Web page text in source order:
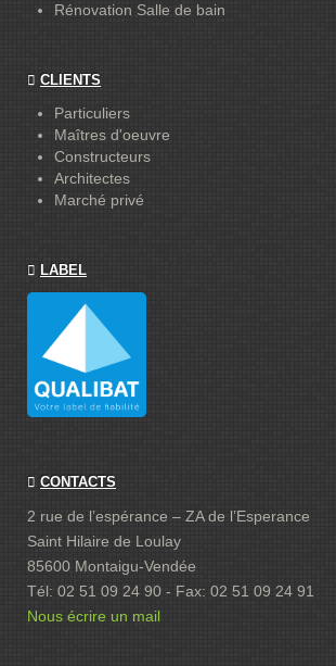
Rénovation Salle de bain
CLIENTS
Particuliers
Maîtres d'oeuvre
Constructeurs
Architectes
Marché privé
LABEL
CONTACTS
2 rue de l’espérance – ZA de l’Esperance
Saint Hilaire de Loulay
85600 Montaigu-Vendée
Tél: 02 51 09 24 90 - Fax: 02 51 09 24 91
Nous écrire un mail